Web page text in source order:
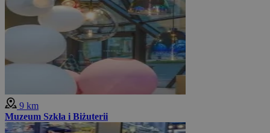
9 km
Muzeum Szkła i Biżuterii